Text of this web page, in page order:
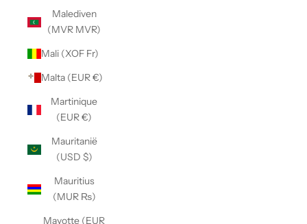
Malediven
(MVR MVR)
Mali (XOF Fr)
Malta (EUR €)
Martinique
(EUR €)
Mauritanië
(USD $)
Mauritius
(MUR ₨)
Mayotte (EUR